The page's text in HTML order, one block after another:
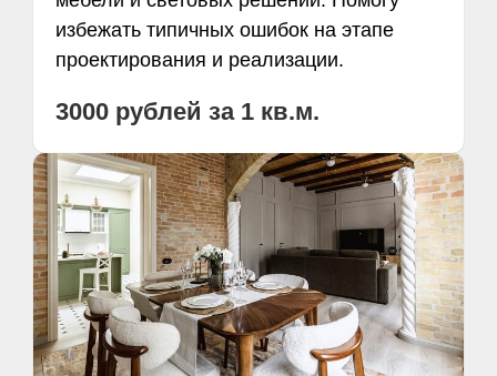
избежать типичных ошибок на этапе
проектирования и реализации.
3000 рублей за 1 кв.м.